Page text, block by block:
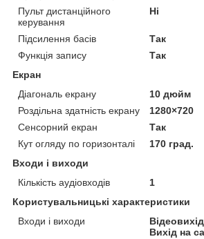
Пульт дистанційного
керування
Ні
Підсилення басів
Так
Функція запису
Так
Екран
Діагональ екрану
10 дюйм
Роздільна здатність екрану
1280×720
Сенсорний екран
Так
Кут огляду по горизонталі
170 град.
Входи і виходи
Кількість аудіовходів
1
Користувальницькі характеристики
Входи і виходи
Вихід на